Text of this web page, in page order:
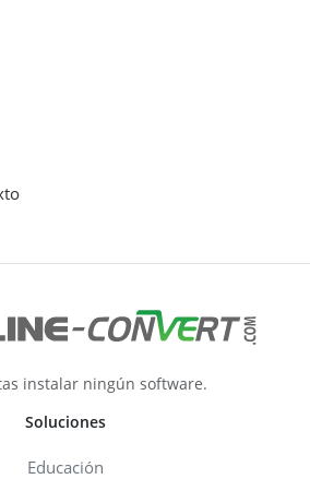
instalar ningún software.
Soluciones
Educación